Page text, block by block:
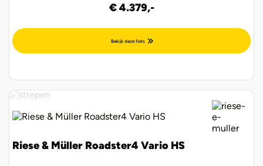
€ 4.379,-
Bekijk deze fiets
Riese & Müller Roadster4 Vario HS